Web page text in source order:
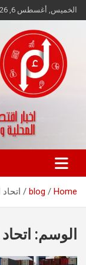
Skip
to
الخميس, أغسطس 6, 2026
كواليس
اخبار اقتصاد
Home
blog
الوسم: